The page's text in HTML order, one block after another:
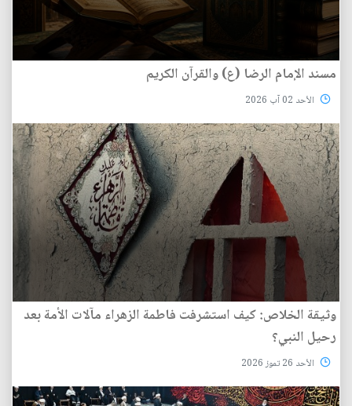
مسند الإمام الرضا (ع) والقرآن الكريم
الأحد 02 آب 2026
وثيقة الخلاص: كيف استشرفت فاطمة الزهراء مآلات الأمة بعد
رحيل النبي؟
الأحد 26 تموز 2026